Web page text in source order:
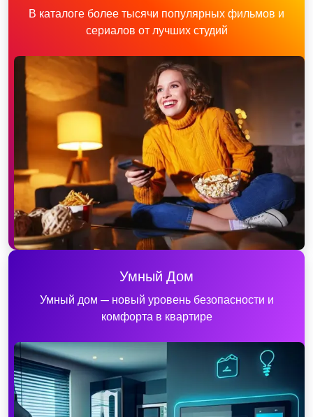
В каталоге более тысячи популярных фильмов и
сериалов от лучших студий
Умный Дом
Умный дом — новый уровень безопасности и
комфорта в квартире